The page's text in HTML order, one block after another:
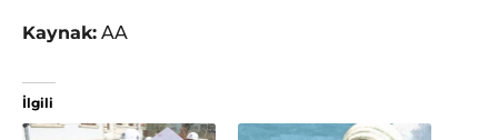
Kaynak: AA
İlgili